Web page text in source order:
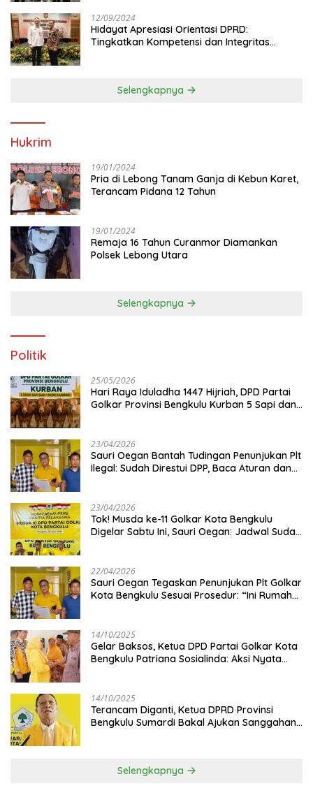
12/09/2024
Hidayat Apresiasi Orientasi DPRD:
Tingkatkan Kompetensi dan Integritas
Selengkapnya
Hukrim
19/01/2024
Pria di Lebong Tanam Ganja di Kebun Karet,
Terancam Pidana 12 Tahun
19/01/2024
Remaja 16 Tahun Curanmor Diamankan
Polsek Lebong Utara
Selengkapnya
Politik
25/05/2026
Hari Raya Iduladha 1447 Hijriah, DPD Partai
Golkar Provinsi Bengkulu Kurban 5 Sapi dan 1
23/04/2026
Sauri Oegan Bantah Tudingan Penunjukan Plt
Ilegal: Sudah Direstui DPP, Baca Aturan dan
23/04/2026
‎Tok! Musda ke-11 Golkar Kota Bengkulu
Digelar Sabtu Ini, Sauri Oegan: Jadwal Sudah
22/04/2026
Sauri Oegan Tegaskan Penunjukan Plt Golkar
Kota Bengkulu Sesuai Prosedur: “Ini Rumah
14/10/2025
‎Gelar Baksos, Ketua DPD Partai Golkar Kota
Bengkulu Patriana Sosialinda: Aksi Nyata
14/10/2025
Terancam Diganti, Ketua DPRD Provinsi
Bengkulu Sumardi Bakal Ajukan Sanggahan
Selengkapnya